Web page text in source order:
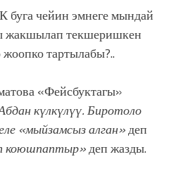
чейин эмнеге мындай
жакшылап текшеришкен
тартылабы?..
«Фейсбуктагы»
күлкүлүү. Биротоло
«мыйзамсыз алган»деп
коюшпаптыр»деп жазды.